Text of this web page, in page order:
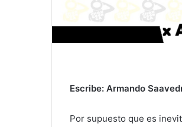
Escribe: Armando
Por supuesto que es